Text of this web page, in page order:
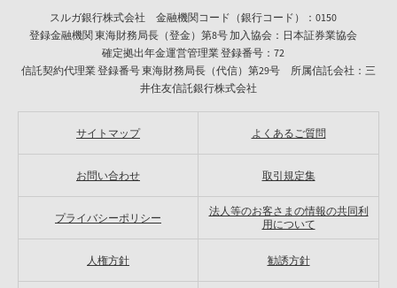
スルガ銀行株式会社 金融機関コード（銀行コード）：0150
登録金融機関 東海財務局長（登金）第8号 加入協会：日本証券業協会
確定拠出年金運営管理業 登録番号：72
信託契約代理業 登録番号 東海財務局長（代信）第29号 所属信託会社：三
井住友信託銀行株式会社
サイトマップ よくあるご質問
お問い合わせ 取引規定集
プライバシーポリシー
法人等のお客さまの情報の共同利
用について
人権方針 勧誘方針